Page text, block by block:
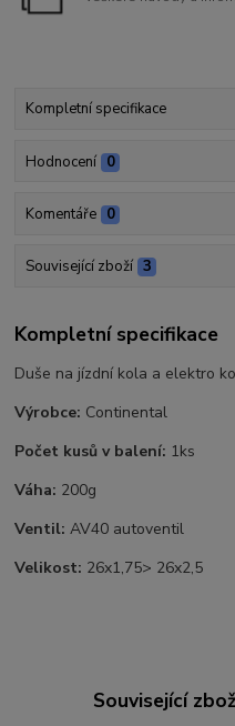
Kompletní specifikace
Hodnocení 0
Komentáře 0
Související zboží 3
Kompletní specifikace
Duše na jízdní kola a elektro
Výrobce: Continental
Počet kusů v balení: 1ks
Váha: 200g
Ventil:AV40 autoventil
Velikost: 26x1,75> 26x2,5
Související